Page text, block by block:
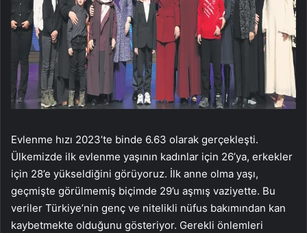
Evlenme hızı 2023’te binde 6.63 olarak gerçekleşti.
Ülkemizde ilk evlenme yaşının kadınlar için 26’ya, erkekler
için 28’e yükseldiğini görüyoruz. İlk anne olma yaşı,
geçmişte görülmemiş biçimde 29’u aşmış vaziyette. Bu
veriler Türkiye’nin genç ve nitelikli nüfus bakımından kan
kaybetmekte olduğunu gösteriyor. Gerekli önlemleri